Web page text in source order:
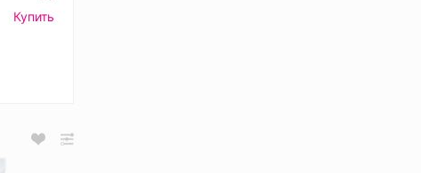
Купить